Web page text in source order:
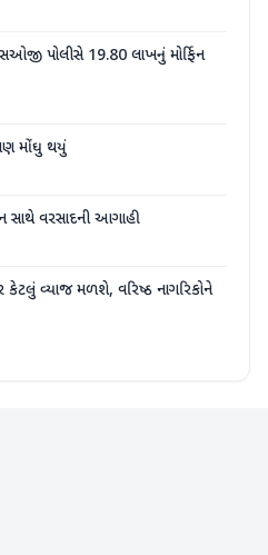
પોલીસે 19.80 લાખનું મોર્ફિન
પણ મોંઘુ થયું
વરસાદની આગાહી
કેટલું વ્યાજ મળશે, વરિષ્ઠ નાગરિકોને